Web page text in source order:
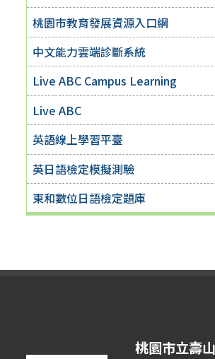
桃園市教育發展資源入口網
中文能力雲端診斷系統
Live ABC Campus Learning
Live ABC
英語線上學習平臺
英日語檢定模擬測驗
東和數位日語檢定題庫
桃園市立壽